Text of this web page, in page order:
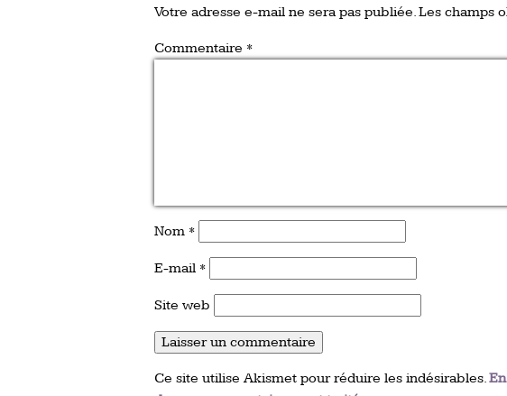
Votre adresse e-mail ne sera pas publiée.Les champs
Commentaire *
Nom *
E-mail *
Site web
Ce site utilise Akismet pour réduire les indésirables.